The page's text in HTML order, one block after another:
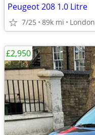
Peugeot 208 1.0 Litre
7/25 89k mi London
£2,950